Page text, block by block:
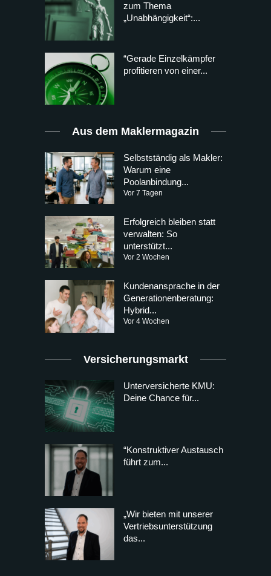
zum Thema
„Unabhängigkeit“:...
“Gerade Einzelkämpfer
profitieren von einer...
Aus dem Maklermagazin
Selbstständig als Makler:
Warum eine
Poolanbindung...
Vor 7 Tagen
Erfolgreich bleiben statt
verwalten: So
unterstützt...
Vor 2 Wochen
Kundenansprache in der
Generationenberatung:
Hybrid...
Vor 4 Wochen
Versicherungsmarkt
Unterversicherte KMU:
Deine Chance für...
“Konstruktiver Austausch
führt zum...
„Wir bieten mit unserer
Vertriebsunterstützung
das...